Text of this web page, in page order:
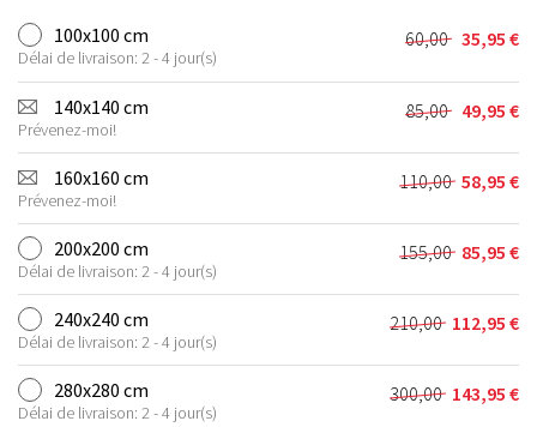
100x100 cm
Délai de livraison: 2 - 4 jour(s)
60,00
Le
prix
initial
était :
60,00 €.
35,95 €
Le
prix
actuel
est :
35,95 €.
140x140 cm
Prévenez-moi!
85,00
Le
prix
initial
était :
85,00 €.
49,95 €
Le
prix
actuel
est :
49,95 €.
160x160 cm
Prévenez-moi!
110,00
Le
prix
initial
était :
110,00 €.
58,95 €
Le
prix
actuel
est :
58,95 €.
200x200 cm
Délai de livraison: 2 - 4 jour(s)
155,00
Le
prix
initial
était :
155,00 €.
85,95 €
Le
prix
actuel
est :
85,95 €.
240x240 cm
Délai de livraison: 2 - 4 jour(s)
210,00
Le
prix
initial
était :
112,95 €
Le
prix
actuel
est :
280x280 cm
Délai de livraison: 2 - 4 jour(s)
300,00
Le 143,95 €
Le